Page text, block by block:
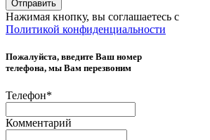
Отправить
Нажимая кнопку, вы соглашаетесь с
Политикой конфиденциальности
Пожалуйста, введите Ваш номер
телефона, мы Вам перезвоним
Телефон*
Комментарий